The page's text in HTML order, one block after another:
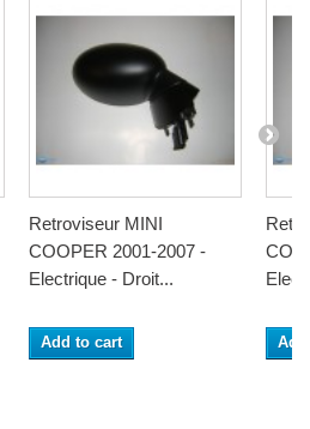
Retroviseur MINI
COOPER 2001-2007 -
Electrique - Droit...
Add to cart